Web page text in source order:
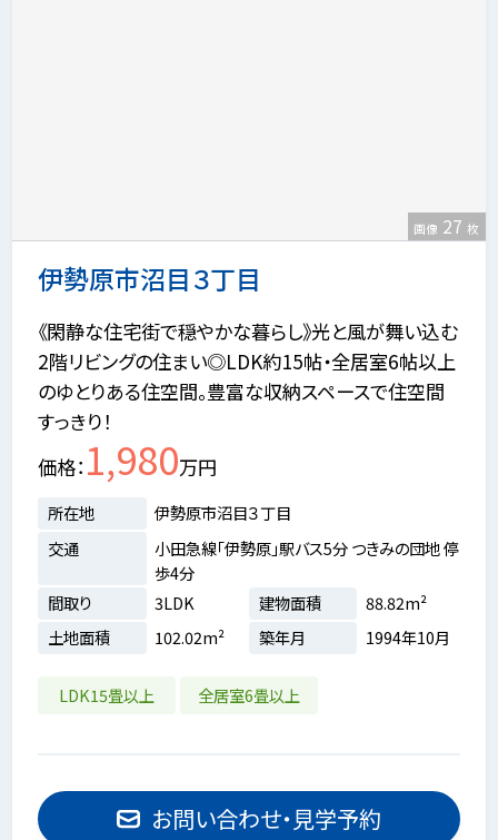
伊勢原市沼目３丁目
画像 27 枚
《閑静な住宅街で穏やかな暮らし》光と風が舞い込む
2階リビングの住まい◎LDK約15帖・全居室6帖以上
のゆとりある住空間。豊富な収納スペースで住空間
すっきり！
価格 1,980万円
所在地
伊勢原市沼目３丁目
交通
小田急線「伊勢原」駅バス5分 つきみの団地 停
歩4分
間取り
3LDK 建物面積
88.82m²
土地面積
102.02m² 築年月 1994年10月
LDK15畳以上 全居室6畳以上
お問い合わせ・見学予約